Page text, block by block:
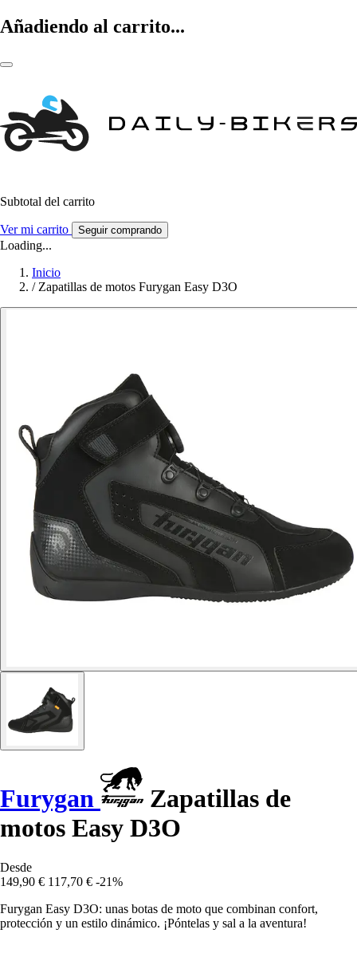
Añadiendo al carrito...
Subtotal del carrito
Ver mi carrito Seguir comprando
Loading...
Inicio
/ Zapatillas de motos Furygan Easy D3O
Furygan
Zapatillas de
motos Easy D3O
Desde
149,90 € 117,70 € -21%
Furygan Easy D3O: unas botas de moto que combinan confort,
protección y un estilo dinámico. ¡Póntelas y sal a la aventura!